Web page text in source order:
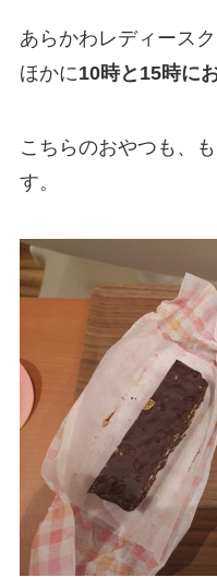
あらかわレディース
ほかに10時と15時に
こちらのおやつも、
す。